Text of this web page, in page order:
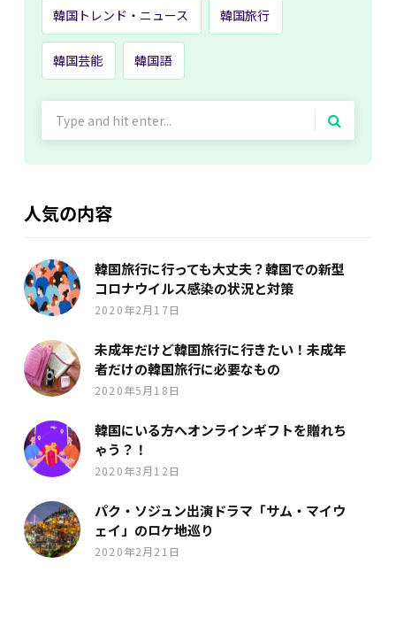
韓国トレンド・ニュース 韓国旅行
韓国芸能 韓国語
人気の内容
韓国旅行に行っても大丈夫？韓国での新型
コロナウイルス感染の状況と対策
2020年2月17日
未成年だけど韓国旅行に行きたい！未成年
者だけの韓国旅行に必要なもの
2020年5月18日
韓国にいる方へオンラインギフトを贈れち
ゃう？！
2020年3月12日
パク・ソジュン出演ドラマ「サム・マイウ
ェイ」のロケ地巡り
2020年2月21日